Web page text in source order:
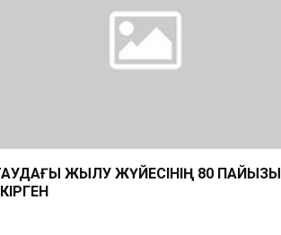
ЖЫЛУ ЖҮЙЕСІНІҢ 80 ПАЙЫЗЫ